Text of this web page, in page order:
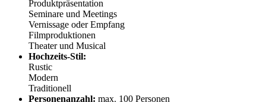
Produktpräsentation
Seminare und Meetings
Vernissage oder Empfang
Filmproduktionen
Theater und Musical
Hochzeits-Stil:
Rustic
Modern
Traditionell
Personenanzahl: max. 100 Personen